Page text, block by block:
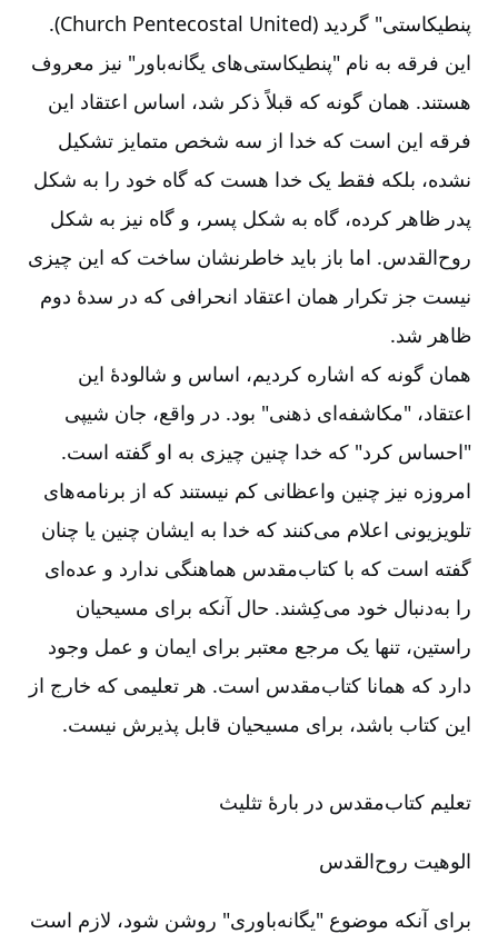
پنطیکاستی" ‌گردید (United
Pentecostal
Church
).
این فرقه به نام "‌پنطیکاستی‌‌های یگانه‌‌باور" ‌نیز معروف
هستند. همان گونه که قبلاً ذکر شد، اساس اعتقاد این
فرقه این است که خدا از سه شخص متمایز تشکیل
نشده، بلکه فقط یک خدا هست که گاه خود را به شکل
پدر ظاهر کرده، گاه به شکل پسر، و گاه نیز به شکل
روح‌‌القدس. اما باز باید خاطرنشان ساخت که این چیزی
نیست جز تکرار همان اعتقاد انحرافی که در سدۀ دوم
ظاهر شد.
همان گونه که اشاره کردیم، اساس و شالودۀ این
اعتقاد، "‌مکاشفه‌‌ای ذهنی" ‌بود. در واقع، جان شیپی
"‌احساس کرد" ‌که خدا چنین چیزی به او گفته است.
امروزه نیز چنین واعظانی کم نیستند که از برنامه‌‌های
تلویزیونی اعلام می‌‌کنند که خدا به ایشان چنین یا چنان
گفته است که با کتاب‌‌مقدس هماهنگی ندارد و عده‌‌ای
را به‌‌دنبال خود می‌‌کِشند. حال آنکه برای مسیحیان
راستین، تنها یک مرجع معتبر برای ایمان و عمل وجود
دارد که همانا کتاب‌‌‌‌مقدس است. هر تعلیمی که خارج از
این کتاب باشد، برای مسیحیان قابل پذیرش نیست.
تعلیم کتاب‌‌‌‌مقدس در بارۀ تثلیث
الوهیت روح‌‌القدس
برای آنکه موضوع "یگانه‌‌باوری" روشن شود، لازم است